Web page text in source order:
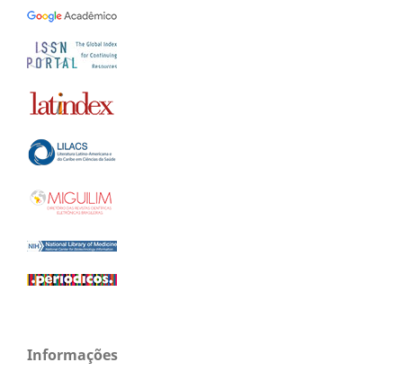
Informações